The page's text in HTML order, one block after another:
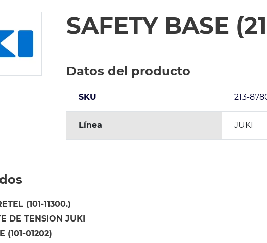
SAFETY BASE
Datos del producto
SKU 213-
Línea JUKI
(101-11300.)
DE TENSION JUKI
(101-01202)